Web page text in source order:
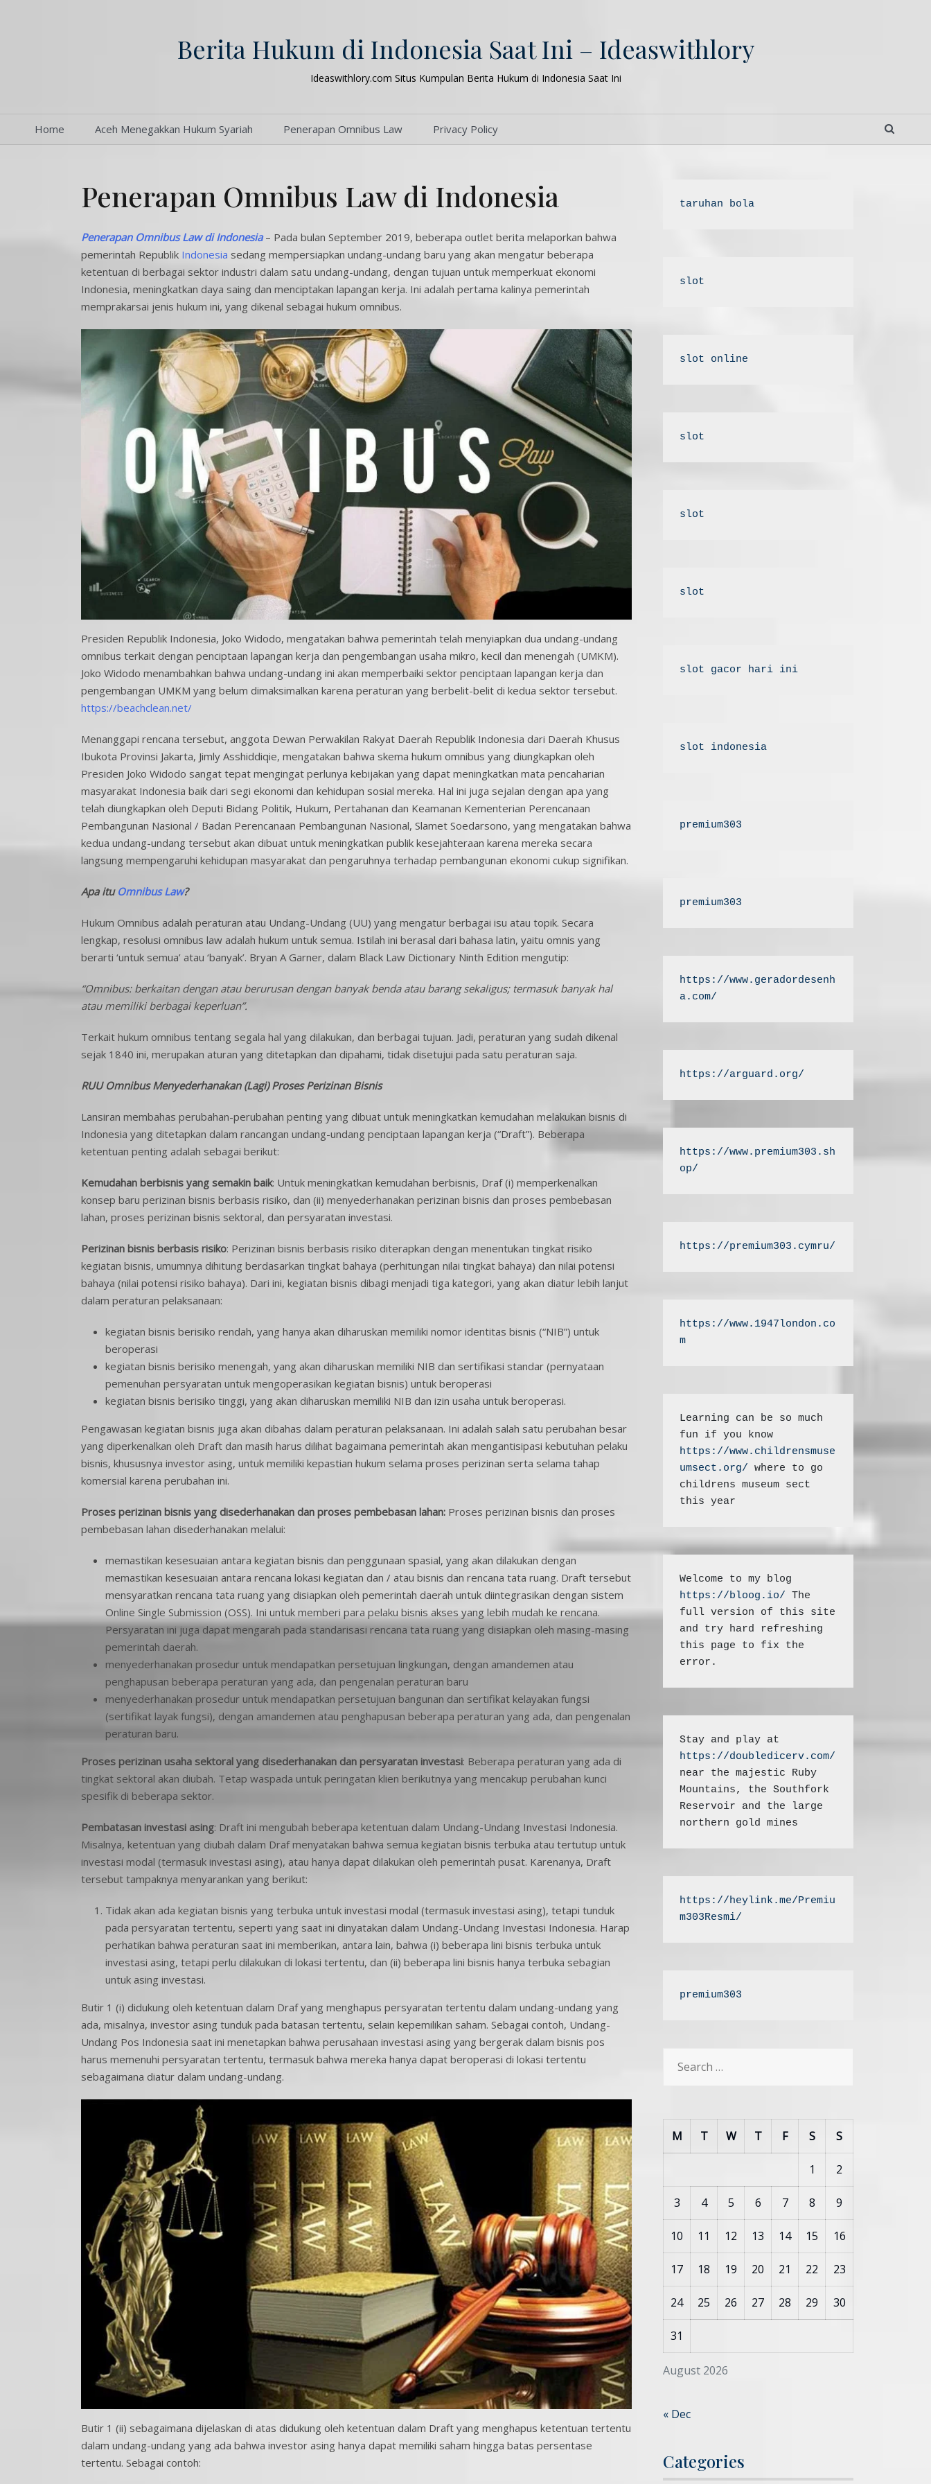
Berita Hukum di Indonesia Saat Ini – Ideaswithlory
Ideaswithlory.com Situs Kumpulan Berita Hukum di Indonesia Saat Ini
Home Aceh Menegakkan Hukum Syariah Penerapan Omnibus Law Privacy Policy
Penerapan Omnibus Law di Indonesia
Penerapan Omnibus Law di Indonesia– Pada bulan September 2019, beberapa outlet berita melaporkan bahwa
pemerintah Republik Indonesia sedang mempersiapkan undang-undang baru yang akan mengatur beberapa
ketentuan di berbagai sektor industri dalam satu undang-undang, dengan tujuan untuk memperkuat ekonomi
Indonesia, meningkatkan daya saing dan menciptakan lapangan kerja. Ini adalah pertama kalinya pemerintah
memprakarsai jenis hukum ini, yang dikenal sebagai hukum omnibus.
Presiden Republik Indonesia, Joko Widodo, mengatakan bahwa pemerintah telah menyiapkan dua undang-undang
omnibus terkait dengan penciptaan lapangan kerja dan pengembangan usaha mikro, kecil dan menengah (UMKM).
Joko Widodo menambahkan bahwa undang-undang ini akan memperbaiki sektor penciptaan lapangan kerja dan
pengembangan UMKM yang belum dimaksimalkan karena peraturan yang berbelit-belit di kedua sektor tersebut.
https://beachclean.net/
Menanggapi rencana tersebut, anggota Dewan Perwakilan Rakyat Daerah Republik Indonesia dari Daerah Khusus
Ibukota Provinsi Jakarta, Jimly Asshiddiqie, mengatakan bahwa skema hukum omnibus yang diungkapkan oleh
Presiden Joko Widodo sangat tepat mengingat perlunya kebijakan yang dapat meningkatkan mata pencaharian
masyarakat Indonesia baik dari segi ekonomi dan kehidupan sosial mereka. Hal ini juga sejalan dengan apa yang
telah diungkapkan oleh Deputi Bidang Politik, Hukum, Pertahanan dan Keamanan Kementerian Perencanaan
Pembangunan Nasional / Badan Perencanaan Pembangunan Nasional, Slamet Soedarsono, yang mengatakan bahwa
kedua undang-undang tersebut akan dibuat untuk meningkatkan publik kesejahteraan karena mereka secara
langsung mempengaruhi kehidupan masyarakat dan pengaruhnya terhadap pembangunan ekonomi cukup signifikan.
Apa itu Omnibus Law?
Hukum Omnibus adalah peraturan atau Undang-Undang (UU) yang mengatur berbagai isu atau topik. Secara
lengkap, resolusi omnibus law adalah hukum untuk semua. Istilah ini berasal dari bahasa latin, yaitu omnis yang
berarti ‘untuk semua’ atau ‘banyak’. Bryan A Garner, dalam Black Law Dictionary Ninth Edition mengutip:
“Omnibus: berkaitan dengan atau berurusan dengan banyak benda atau barang sekaligus; termasuk banyak hal
atau memiliki berbagai keperluan”.
Terkait hukum omnibus tentang segala hal yang dilakukan, dan berbagai tujuan. Jadi, peraturan yang sudah dikenal
sejak 1840 ini, merupakan aturan yang ditetapkan dan dipahami, tidak disetujui pada satu peraturan saja.
RUU Omnibus Menyederhanakan (Lagi) Proses Perizinan Bisnis
Lansiran membahas perubahan-perubahan penting yang dibuat untuk meningkatkan kemudahan melakukan bisnis di
Indonesia yang ditetapkan dalam rancangan undang-undang penciptaan lapangan kerja (“Draft”). Beberapa
ketentuan penting adalah sebagai berikut:
Kemudahan berbisnis yang semakin baik: Untuk meningkatkan kemudahan berbisnis, Draf (i) memperkenalkan
konsep baru perizinan bisnis berbasis risiko, dan (ii) menyederhanakan perizinan bisnis dan proses pembebasan
lahan, proses perizinan bisnis sektoral, dan persyaratan investasi.
Perizinan bisnis berbasis risiko: Perizinan bisnis berbasis risiko diterapkan dengan menentukan tingkat risiko
kegiatan bisnis, umumnya dihitung berdasarkan tingkat bahaya (perhitungan nilai tingkat bahaya) dan nilai potensi
bahaya (nilai potensi risiko bahaya). Dari ini, kegiatan bisnis dibagi menjadi tiga kategori, yang akan diatur lebih lanjut
dalam peraturan pelaksanaan:
kegiatan bisnis berisiko rendah, yang hanya akan diharuskan memiliki nomor identitas bisnis (“NIB”) untuk
beroperasi
kegiatan bisnis berisiko menengah, yang akan diharuskan memiliki NIB dan sertifikasi standar (pernyataan
pemenuhan persyaratan untuk mengoperasikan kegiatan bisnis) untuk beroperasi
kegiatan bisnis berisiko tinggi, yang akan diharuskan memiliki NIB dan izin usaha untuk beroperasi.
Pengawasan kegiatan bisnis juga akan dibahas dalam peraturan pelaksanaan. Ini adalah salah satu perubahan besar
yang diperkenalkan oleh Draft dan masih harus dilihat bagaimana pemerintah akan mengantisipasi kebutuhan pelaku
bisnis, khususnya investor asing, untuk memiliki kepastian hukum selama proses perizinan serta selama tahap
komersial karena perubahan ini.
Proses perizinan bisnis yang disederhanakan dan proses pembebasan lahan: Proses perizinan bisnis dan proses
pembebasan lahan disederhanakan melalui:
memastikan kesesuaian antara kegiatan bisnis dan penggunaan spasial, yang akan dilakukan dengan
memastikan kesesuaian antara rencana lokasi kegiatan dan / atau bisnis dan rencana tata ruang. Draft tersebut
mensyaratkan rencana tata ruang yang disiapkan oleh pemerintah daerah untuk diintegrasikan dengan sistem
Online Single Submission (OSS). Ini untuk memberi para pelaku bisnis akses yang lebih mudah ke rencana.
Persyaratan ini juga dapat mengarah pada standarisasi rencana tata ruang yang disiapkan oleh masing-masing
pemerintah daerah.
menyederhanakan prosedur untuk mendapatkan persetujuan lingkungan, dengan amandemen atau
penghapusan beberapa peraturan yang ada, dan pengenalan peraturan baru
menyederhanakan prosedur untuk mendapatkan persetujuan bangunan dan sertifikat kelayakan fungsi
(sertifikat layak fungsi), dengan amandemen atau penghapusan beberapa peraturan yang ada, dan pengenalan
peraturan baru.
Proses perizinan usaha sektoral yang disederhanakan dan persyaratan investasi: Beberapa peraturan yang ada di
tingkat sektoral akan diubah. Tetap waspada untuk peringatan klien berikutnya yang mencakup perubahan kunci
spesifik di beberapa sektor.
Pembatasan investasi asing: Draft ini mengubah beberapa ketentuan dalam Undang-Undang Investasi Indonesia.
Misalnya, ketentuan yang diubah dalam Draf menyatakan bahwa semua kegiatan bisnis terbuka atau tertutup untuk
investasi modal (termasuk investasi asing), atau hanya dapat dilakukan oleh pemerintah pusat. Karenanya, Draft
tersebut tampaknya menyarankan yang berikut:
Tidak akan ada kegiatan bisnis yang terbuka untuk investasi modal (termasuk investasi asing), tetapi tunduk
pada persyaratan tertentu, seperti yang saat ini dinyatakan dalam Undang-Undang Investasi Indonesia. Harap
perhatikan bahwa peraturan saat ini memberikan, antara lain, bahwa (i) beberapa lini bisnis terbuka untuk
investasi asing, tetapi perlu dilakukan di lokasi tertentu, dan (ii) beberapa lini bisnis hanya terbuka sebagian
untuk asing investasi.
Butir 1 (i) didukung oleh ketentuan dalam Draf yang menghapus persyaratan tertentu dalam undang-undang yang
ada, misalnya, investor asing tunduk pada batasan tertentu, selain kepemilikan saham. Sebagai contoh, Undang-
Undang Pos Indonesia saat ini menetapkan bahwa perusahaan investasi asing yang bergerak dalam bisnis pos
harus memenuhi persyaratan tertentu, termasuk bahwa mereka hanya dapat beroperasi di lokasi tertentu
sebagaimana diatur dalam undang-undang.
Butir 1 (ii) sebagaimana dijelaskan di atas didukung oleh ketentuan dalam Draft yang menghapus ketentuan tertentu
dalam undang-undang yang ada bahwa investor asing hanya dapat memiliki saham hingga batas persentase
tertentu. Sebagai contoh:
taruhan bola
slot
slot online
slot
slot
slot
slot gacor hari ini
slot indonesia
premium303
premium303
https://www.geradordesenh
a.com/
https://arguard.org/
https://www.premium303.sh
op/
https://premium303.cymru/
https://www.1947london.co
m
Learning can be so much
https://www.childrensmuse
umsect.org/ where to go
childrens museum sect
this year
https://bloog.io/ The
full version of this site
and try hard refreshing
this page to fix the
error.
https://doubledicerv.com/
near the majestic Ruby
Mountains, the Southfork
Reservoir and the large
northern gold mines
https://heylink.me/Premiu
m303Resmi/
premium303
for:
August 2026
M T W T F S S
1 2
3 4 5 6 7 8 9
10 11 12 13 14 15 16
17 18 19 20 21 22 23
24 25 26 27 28 29 30
31
« Dec
Categories